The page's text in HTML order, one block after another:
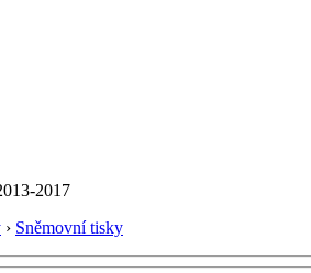
2017
› Sněmovní tisky